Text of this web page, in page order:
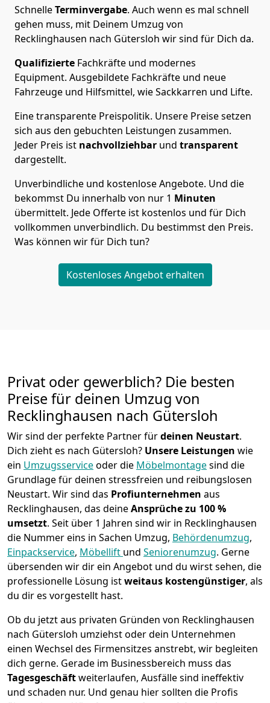
SchnelleTerminvergabe. Auch wenn es mal schnell
gehen muss, mit Deinem Umzug von
Recklinghausen nach Gütersloh wir sind für Dich da.
Qualifizierte Fachkräfte und modernes
Equipment. Ausgebildete Fachkräfte und neue
Fahrzeuge und Hilfsmittel, wie Sackkarren und Lifte.
Eine transparente Preispolitik. Unsere Preise setzen
sich aus den gebuchten Leistungen zusammen.
Jeder Preis ist nachvollziehbar und transparent
dargestellt.
Unverbindliche und kostenlose Angebote. Und die
bekommst Du innerhalb von nur 1 Minuten
übermittelt. Jede Offerte ist kostenlos und für Dich
vollkommen unverbindlich. Du bestimmst den Preis.
Was können wir für Dich tun?
Kostenloses Angebot erhalten
Privat oder gewerblich? Die besten
Preise für deinen Umzug von
Recklinghausen nach Gütersloh
Wir sind der perfekte Partner fürdeinen Neustart.
Dich zieht es nach Gütersloh? Unsere Leistungen wie
ein Umzugsserviceoder die Möbelmontagesind die
Grundlage für deinen stressfreien und reibungslosen
Neustart. Wir sind das Profiunternehmen aus
Recklinghausen, das deineAnsprüche zu 100 %
umsetzt. Seit über 1 Jahren sind wir in Recklinghausen
die Nummer eins in Sachen Umzug, Behördenumzug,
Einpackservice, Möbellift und Seniorenumzug. Gerne
übersenden wir dir ein Angebot und du wirst sehen, die
professionelle Lösung istweitaus kostengünstiger, als
du dir es vorgestellt hast.
Ob du jetzt aus privaten Gründen von Recklinghausen
nach Gütersloh umziehst oder dein Unternehmen
einen Wechsel des Firmensitzes anstrebt, wir begleiten
dich gerne. Gerade im Businessbereich muss das
Tagesgeschäftweiterlaufen, Ausfälle sind ineffektiv
und schaden nur. Und genau hier sollten die Profis